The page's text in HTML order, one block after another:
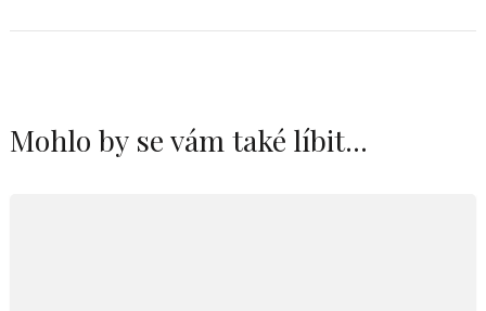
Mohlo by se vám také líbit...